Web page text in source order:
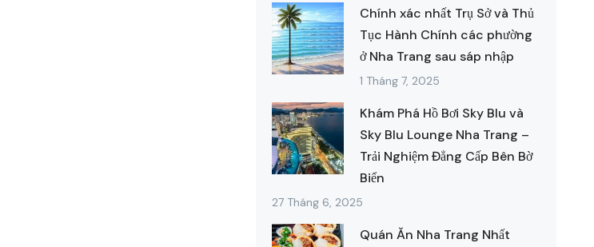
Chính xác nhất Trụ Sở và Thủ
Tục Hành Chính các phường
ở Nha Trang sau sáp nhập
1 Tháng 7, 2025
Khám Phá Hồ Bơi Sky Blu và
Sky Blu Lounge Nha Trang –
Trải Nghiệm Đẳng Cấp Bên Bờ
Biển
27 Tháng 6, 2025
Quán Ăn Nha Trang Nhất